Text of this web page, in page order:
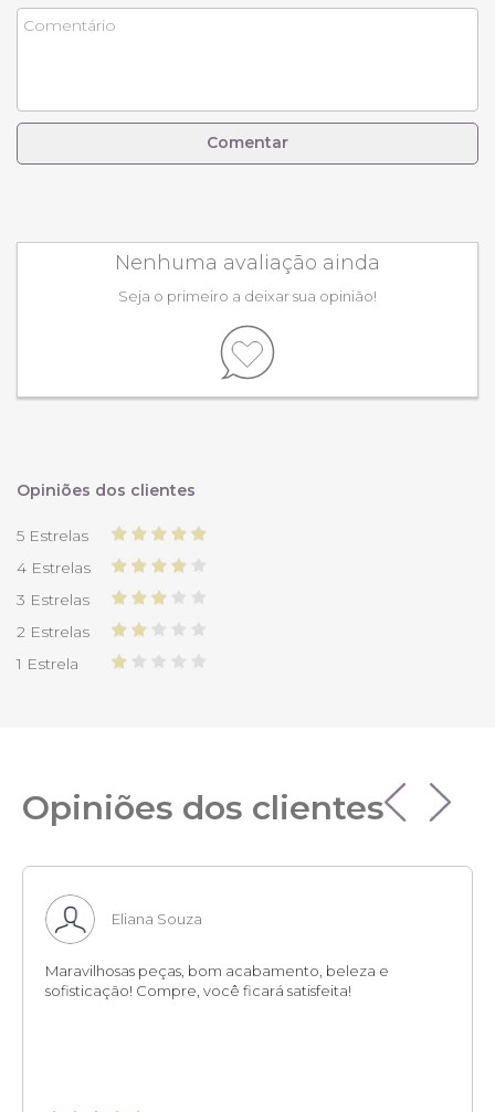
Comentar
Nenhuma avaliação ainda
Seja o primeiro a deixar sua opinião!
Opiniões dos clientes
5 Estrelas
4 Estrelas
3 Estrelas
2 Estrelas
1 Estrela
Opiniões dos clientes
Eliana Souza
Maravilhosas peças, bom acabamento, beleza e
sofisticação! Compre, você ficará satisfeita!